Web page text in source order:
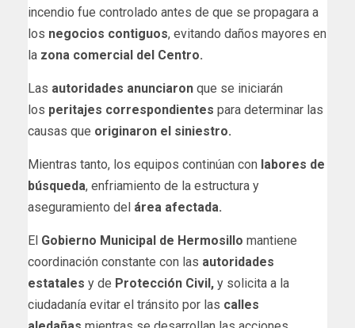
incendio fue controlado antes de que se propagara a
los negocios contiguos, evitando daños mayores en
la zona comercial del Centro.
Las autoridades anunciaron que se iniciarán
los peritajes correspondientes para determinar las
causas que originaron el siniestro.
Mientras tanto, los equipos continúan con labores de
búsqueda, enfriamiento de la estructura y
aseguramiento del área afectada.
El Gobierno Municipal de Hermosillo mantiene
coordinación constante con las autoridades
estatales y de Protección Civil, y solicita a la
ciudadanía evitar el tránsito por las calles